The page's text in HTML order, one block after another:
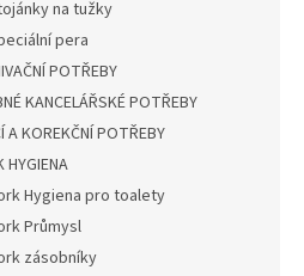
na tužky
pera
POTŘEBY
KANCELÁŘSKÉ POTŘEBY
A KOREKČNÍ POTŘEBY
HYGIENA
Hygiena pro toalety
Průmysl
zásobníky